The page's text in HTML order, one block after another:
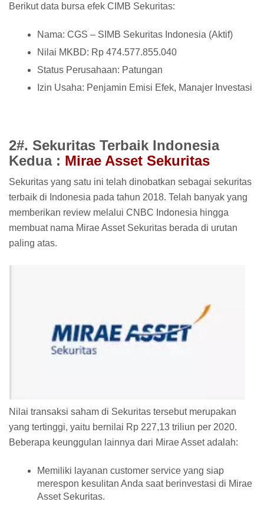
Berikut data bursa efek CIMB Sekuritas:
Nama: CGS – SIMB Sekuritas Indonesia (Aktif)
Nilai MKBD: Rp 474.577.855.040
Status Perusahaan: Patungan
Izin Usaha: Penjamin Emisi Efek, Manajer Investasi
2#. Sekuritas Terbaik Indonesia
Kedua : Mirae Asset Sekuritas
Sekuritas yang satu ini telah dinobatkan sebagai sekuritas
terbaik di Indonesia pada tahun 2018. Telah banyak yang
memberikan review melalui CNBC Indonesia hingga
membuat nama Mirae Asset Sekuritas berada di urutan
paling atas.
Nilai transaksi saham di Sekuritas tersebut merupakan
yang tertinggi, yaitu bernilai Rp 227,13 triliun per 2020.
Beberapa keunggulan lainnya dari Mirae Asset adalah:
Memiliki layanan customer service yang siap
merespon kesulitan Anda saat berinvestasi di Mirae
Asset Sekuritas.